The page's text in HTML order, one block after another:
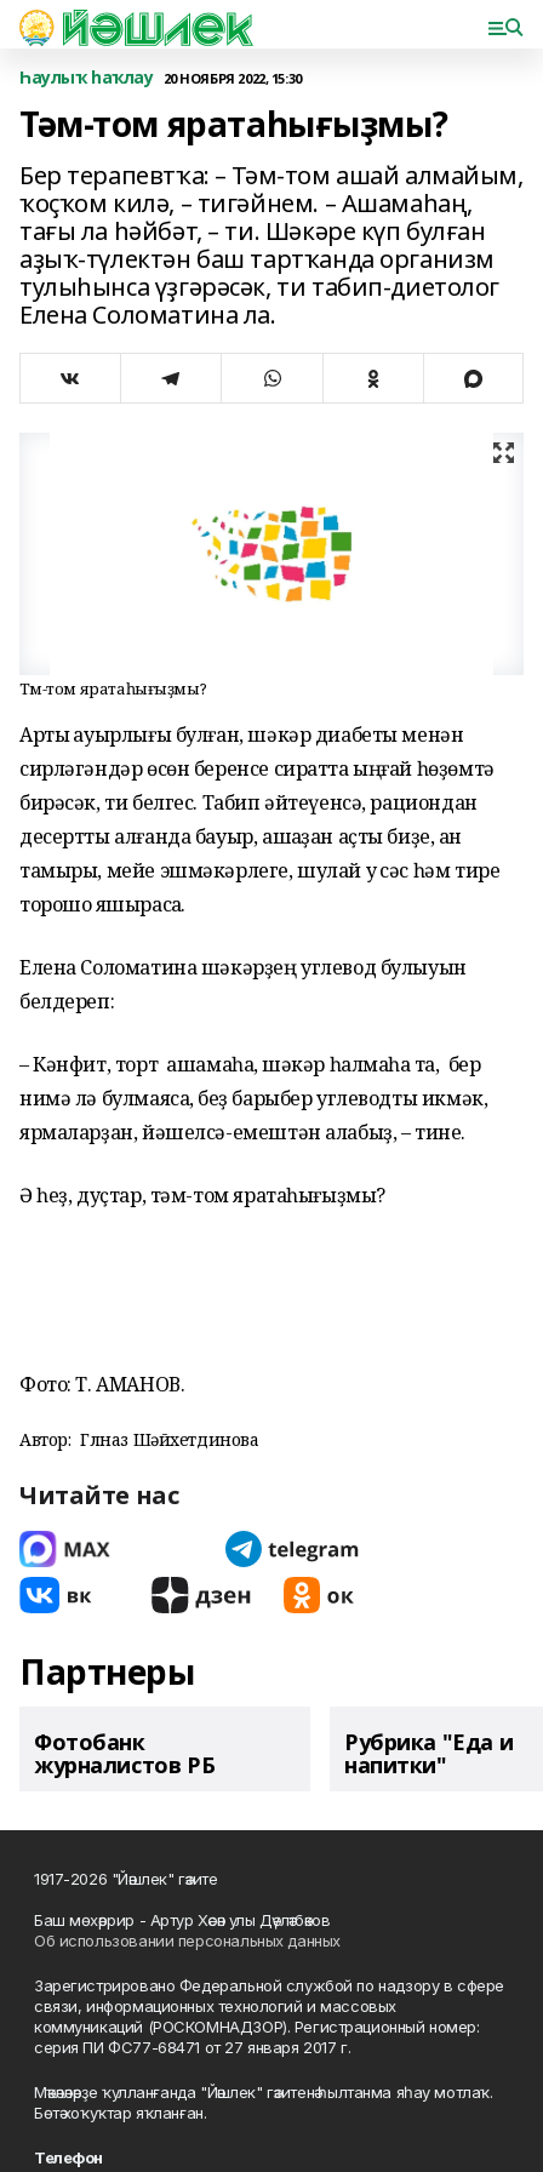
Һаулыҡ һаҡлау 20 НОЯБРЯ 2022, 15:30
Тәм-том яратаһығыҙмы?
Бер терапевтҡа: – Тәм-том ашай алмайым,
ҡоҫҡом килә, – тигәйнем. – Ашамаһаң,
тағы ла һәйбәт, – ти. Шәкәре күп булған
аҙыҡ-түлектән баш тартҡанда организм
тулыһынса үҙгәрәсәк, ти табип-диетолог
Елена Соломатина ла.
Тәм-том яратаһығыҙмы?
Артыҡ ауырлығы булған, шәкәр диабеты менән
сирләгәндәр өсөн беренсе сиратта ыңғай һөҙөмтә
бирәсәк, ти белгес. Табип әйтеүенсә, рациондан
десертты алғанда бауыр, ашҡаҙан аҫты биҙе, ҡан
тамыры, мейе эшмәкәрлеге, шулай уҡ сәс һәм тире
торошо яҡшырасаҡ.
Елена Соломатина шәкәрҙең углевод булыуын
белдереп:
– Кәнфит, торт ашамаһаҡ, шәкәр һалмаһаҡ та, бер
нимә лә булмаясаҡ, беҙ барыбер углеводты икмәк,
ярмаларҙан, йәшелсә-емештән алабыҙ, – тине.
Ә һеҙ, дуҫтар, тәм-том яратаһығыҙмы?
Фото: Т. АМАНОВ.
Автор: Гөлназ Шәйхетдинова
Читайте нас
Партнеры
Фотобанк
журналистов РБ
Рубрика "Еда и
напитки"
1917-2026 "Йәшлек" гәзите
Баш мөхәррир - Артур Хәсән улы Дәүләтбәков
Об использовании персональных данных
Зарегистрировано Федеральной службой по надзору в сфере
связи, информационных технологий и массовых
коммуникаций (РОСКОМНАДЗОР). Регистрационный номер:
серия ПИ ФС77-68471 от 27 января 2017 г.
Мәҡәләләрҙе ҡулланғанда "Йәшлек" гәзитенә һылтанма яһау мотлаҡ.
Бөтә хоҡуҡтар яҡланған.
Телефон